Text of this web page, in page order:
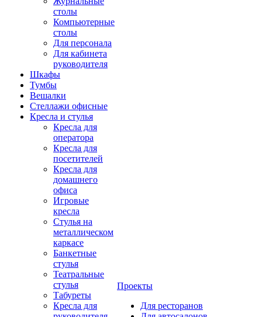
столы
Компьютерные
столы
Для персонала
Для кабинета
руководителя
Шкафы
Тумбы
Вешалки
Стеллажи офисные
Кресла и стулья
Кресла для
оператора
Кресла для
посетителей
Кресла для
домашнего
офиса
Игровые
кресла
Стулья на
металлическом
каркасе
Банкетные
стулья
Театральные
стулья
Табуреты
Кресла для
Проекты
Для ресторанов